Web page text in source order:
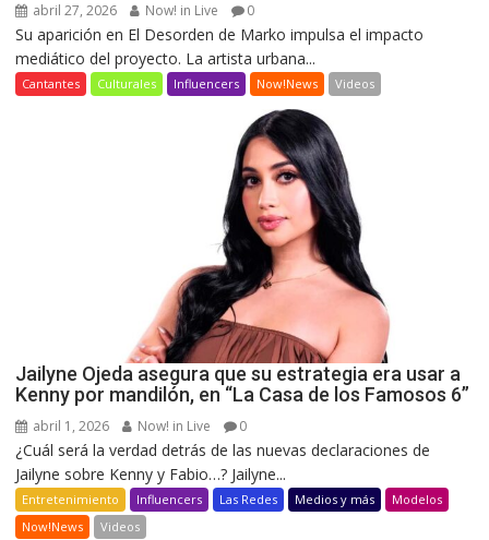
abril 27, 2026 Now! in Live 0
Su aparición en El Desorden de Marko impulsa el impacto
mediático del proyecto. La artista urbana...
Cantantes Culturales Influencers Now!News Videos
Jailyne Ojeda asegura que su estrategia era usar a
Kenny por mandilón, en “La Casa de los Famosos 6”
abril 1, 2026 Now! in Live 0
¿Cuál será la verdad detrás de las nuevas declaraciones de
Jailyne sobre Kenny y Fabio…? Jailyne...
Entretenimiento Influencers Las Redes Medios y más
Modelos
Now!News
Videos